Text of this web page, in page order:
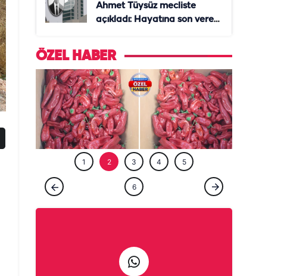
Ahmet Tüysüz mecliste
açıkladı: Hayatına son veren
ÖZEL HABER
ÖZEL HABER
Urfalılara kötü haber: Acısı yetmedi, fiyatı
1 2 3 4 5
6